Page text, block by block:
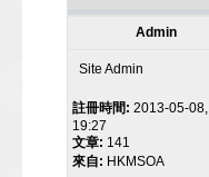
Admin
Site Admin
註冊時間: 2013-05-08,
19:27
文章: 141
來自: HKMSOA